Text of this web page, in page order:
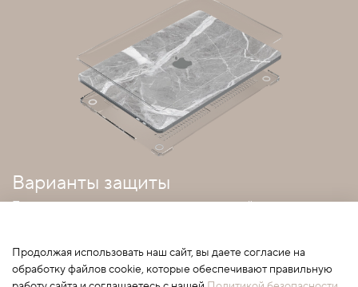
Варианты защиты
Покрытия можно совмещать с прозрачным кейсом
Продолжая использовать наш сайт, вы даете согласие на
обработку файлов cookie, которые обеспечивают правильную